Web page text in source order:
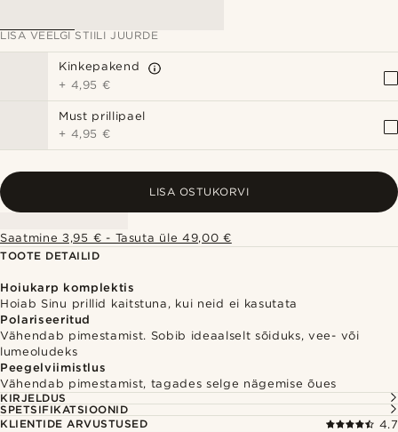
LISA VEELGI STIILI JUURDE
Kinkepakend
+ 4,95 €
Must prillipael
+ 4,95 €
LISA OSTUKORVI
Saatmine 3,95 € - Tasuta üle 49,00 €
TOOTE DETAILID
Hoiukarp komplektis
Hoiab Sinu prillid kaitstuna, kui neid ei kasutata
Polariseeritud
Vähendab pimestamist. Sobib ideaalselt sõiduks, vee- või
lumeoludeks
Peegelviimistlus
Vähendab pimestamist, tagades selge nägemise õues
KIRJELDUS
SPETSIFIKATSIOONID
KLIENTIDE ARVUSTUSED
4.7